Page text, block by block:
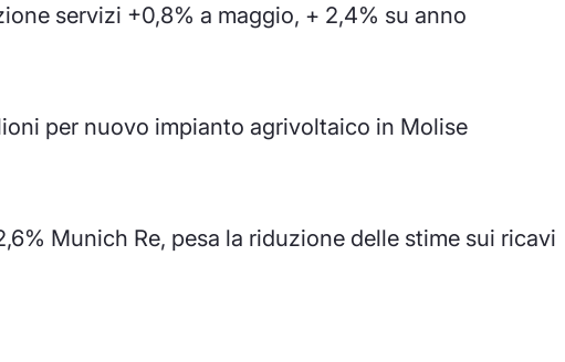
servizi +0,8% a maggio, + 2,4% su anno
per nuovo impianto agrivoltaico in Molise
Munich Re, pesa la riduzione delle stime sui ricavi